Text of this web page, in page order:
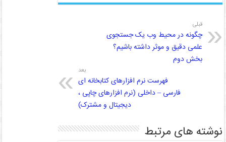
قبلی
چگونه در محیط وب یک جستجوی
علمی دقیق و موثر داشته باشیم؟
بخش دوم
بعد
فهرست نرم افزارهای کتابخانه ای
فارسی – داخلی (نرم افزارهای چاپی ،
دیجیتال و مشترک)
نوشته های مرتبط